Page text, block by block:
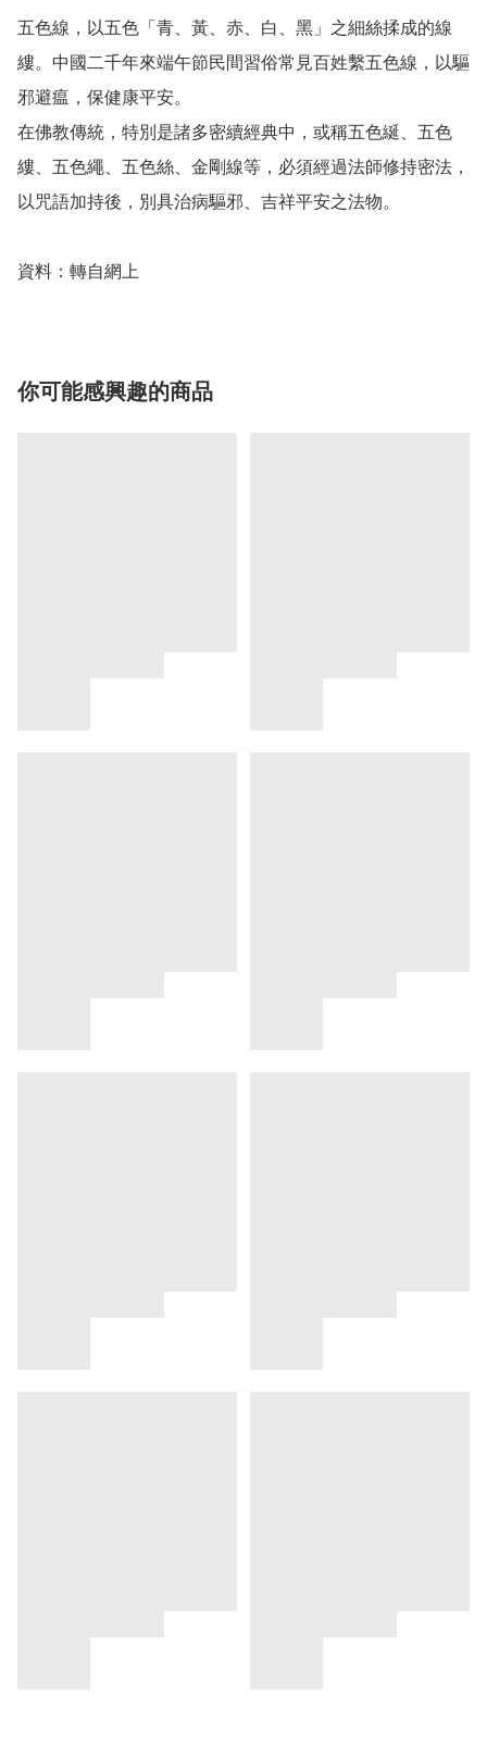
五色線，以五色「青、黃、赤、白、黑」之細絲揉成的線
縷。中國二千年來端午節民間習俗常見百姓繫五色線，以驅
邪避瘟，保健康平安。
在佛教傳統，特別是諸多密續經典中，或稱五色綖、五色
縷、五色繩、五色絲、金剛線等，必須經過法師修持密法，
以咒語加持後，別具治病驅邪、吉祥平安之法物。
你可能感興趣的商品